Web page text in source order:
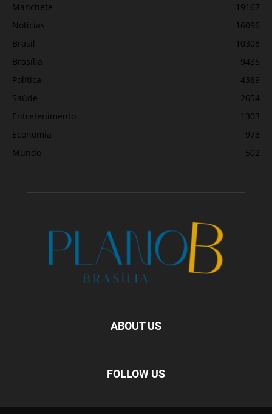
Manchete
19167
Notícias
16096
Brasil
10308
Brasília
9435
Política
4389
Saúde
2654
Entretenimento
1303
Economia
973
Mundo
502
ABOUT US
FOLLOW US